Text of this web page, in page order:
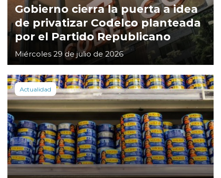
Gobierno cierra la puerta a idea
de privatizar Codelco planteada
por el Partido Republicano
Miércoles 29 de julio de 2026
Actualidad